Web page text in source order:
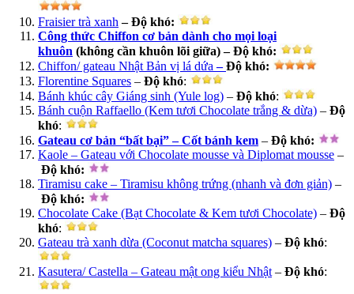
Fraisier trà xanh – Độ khó:
Công thức Chiffon cơ bản dành cho mọi loại
khuôn (không cần khuôn lõi giữa) –Độ khó:
Chiffon/ gateau Nhật Bản vị lá dứa –Độ khó:
Florentine Squares – Độ khó:
Bánh khúc cây Giáng sinh (Yule log) – Độ khó:
Bánh cuộn Raffaello (Kem tươi Chocolate trắng & dừa) – Độ
khó:
Gateau cơ bản “bất bại” – Cốt bánh kem – Độ khó:
Kaole – Gateau với Chocolate mousse và Diplomat mousse –
Độ khó:
Tiramisu cake – Tiramisu không trứng (nhanh và đơn giản) –
Độ khó:
Chocolate Cake (Bạt Chocolate & Kem tươi Chocolate) – Độ
khó:
Gateau trà xanh dừa (Coconut matcha squares) – Độ khó:
Kasutera/ Castella – Gateau mật ong kiểu Nhật – Độ khó: